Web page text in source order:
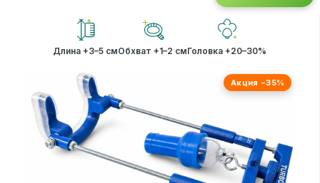
Длина +3–5 смОбхват +1–2 смГоловка +20–30%
Акция −35%